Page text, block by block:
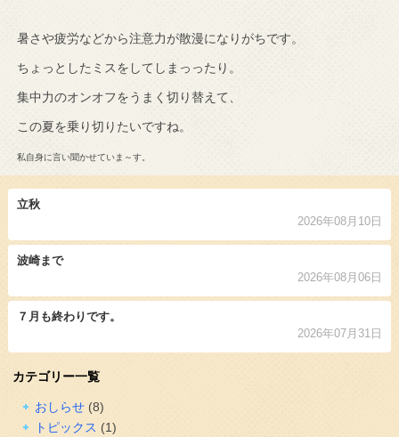
暑さや疲労などから注意力が散漫になりがちです。
ちょっとしたミスをしてしまっったり。
集中力のオンオフをうまく切り替えて、
この夏を乗り切りたいですね。
私自身に言い聞かせていま～す。
立秋
2026年08月10日
波崎まで
2026年08月06日
７月も終わりです。
2026年07月31日
カテゴリー一覧
おしらせ(8)
トピックス (1)